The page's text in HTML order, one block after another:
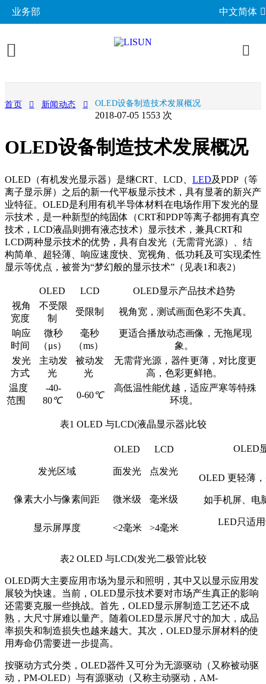
业务部 中文简体
分布光度计系统
LED老化与热阻测试
光生物安全与蓝光危害
其他LED测试设备
EMC电磁兼容
EMS电磁抗扰度测试仪
交流与直流测试电源
高低温湿热试验箱
IP防水防尘测试设备
耐候与腐蚀测试
电气安规测试
阻燃与防火测试设备
安规测试仪
电子元器件测试
标准试验指与探针
机械力学与量规
机械力学测试机
插头插座与线缆测试
插头插座量规
材料与光学分析
RoHS与元素分析仪
颜色与光泽度测试仪
其他分析仪
LED与灯具测试方案
LED驱动测试方案
家用电器测试方案
移动与网络测试方案
汽车电子测试方案
音视频与IT测试方案
线缆测试方案
插头插座测试方案
电源开关测试方案
变压器测试方案
电动玩具测试方案
电表测试方案
相关标准
GB 中国国家标准
IEC国际电工委员会
ISO国际标准化组织
CIE国际照明委员会
EN欧洲标准
UL美国标准
成功案例
关于力汕
电子目录
新闻动态
联系我们
首页 新闻动态 OLED设备制造技术发展概况
2018-07-05 1553 次
OLED设备制造技术发展概况
OLED（有机发光显示器）是继CRT、LCD、 LED及PDP（等
离子显示屏）之后的新一代平板显示技术，具有显著的新兴产
业特征。OLED是利用有机半导体材料在电场作用下发光的显
示技术，是一种新型的纯固体（CRT和PDP等离子都拥有真空
技术，LCD液晶则拥有液态技术）显示技术，兼具CRT和
LCD两种显示技术的优势，具有自发光（无需背光源）、结
构简单、超轻薄、响应速度快、宽视角、低功耗及可实现柔性
显示等优点，被誉为“梦幻般的显示技术”（见表1和表2）
OLED LCD
OLED显示产品技术趋势
视角
宽度
不受限
制
受限制 视角宽，测试画面色彩不失真。
响应
时间
微秒
（μs）
毫秒
（ms）
更适合播放动态画像，无拖尾现
象。
发光
方式
主动发
光
被动发
光
无需背光源，器件更薄，对比度更
高，色彩更鲜艳。
温度
范围
-40-
80℃
0-60℃
高低温性能优越，适应严寒等特殊
环境。
表1 OLED 与LCD(液晶显示器)比较
OLED LCD OLED
发光区域 面发光 点发光
OLED 更轻薄
如手机屏、电
LED只适
像素大小与像素间距 微米级 毫米级
显示屏厚度 <2毫米 >4毫米
表2 OLED 与LCD(发光二极管)比较
OLED两大主要应用市场为显示和照明，其中又以显示应用发
展较为快速。当前，OLED显示技术要对市场产生真正的影响
还需要克服一些挑战。首先，OLED显示屏制造工艺还不成
熟，大尺寸屏难以量产。随着OLED显示屏尺寸的加大，成品
率损失和制造损失也越来越大。其次，OLED显示屏材料的使
用寿命仍需要进一步提高。
按驱动方式分类，OLED器件又可分为无源驱动（又称被动驱
动，PM-OLED）与有源驱动（又称主动驱动，AM-